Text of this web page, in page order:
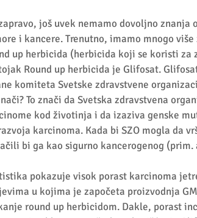
još uvek nemamo dovoljno znanja
i kancere. Trenutno, imamo mnogo
up herbicida (herbicida koji se koristi za
Round up herbicida je Glifosat.
komiteta Svetske zdravstvene
To znači da Svetska zdravstvena
kod životinja i da izaziva genske
karcinoma. Kada bi SZO mogla da
bi ga kao sigurno kancerogenog (prim.
pokazuje visok porast karcinoma
u kojima je započeta proizvodnja
round up herbicidom. Dakle, porast